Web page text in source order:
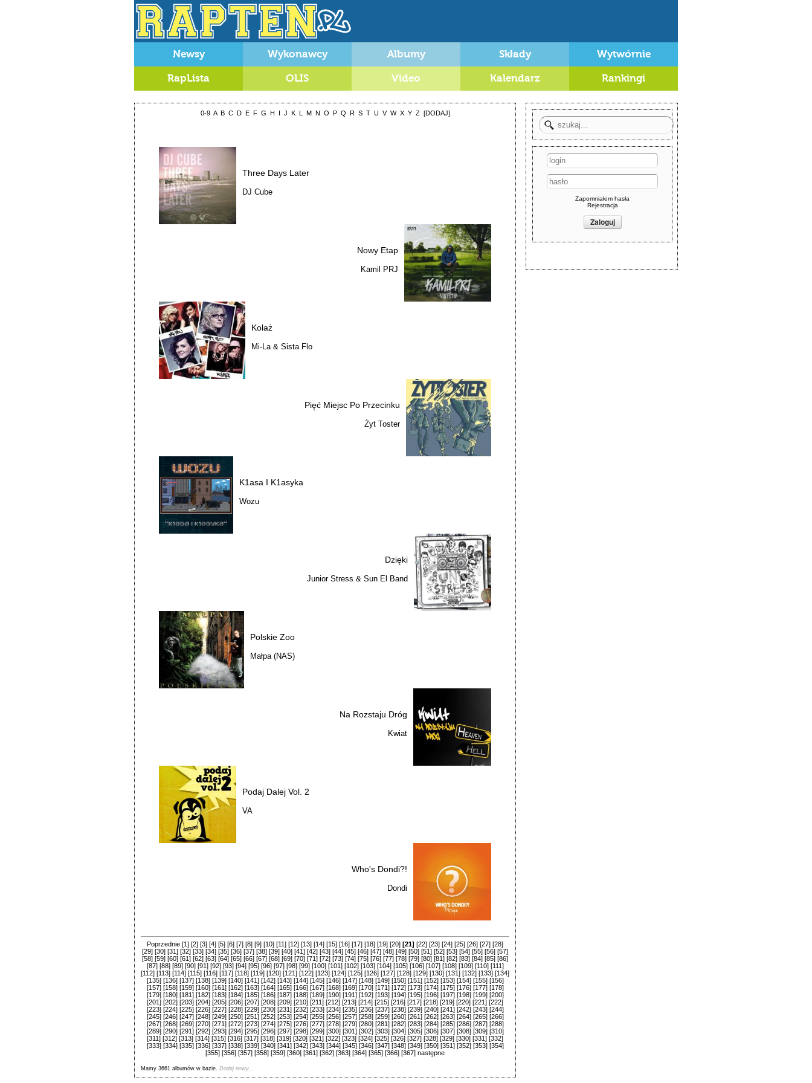
Newsy Wykonawcy Albumy Składy Wytwórnie
RapLista OLIS Video Kalendarz Rankingi
Zapomniałem hasła
Rejestracja
0-9 A B C D E F G H I J K L M N O P Q R S T U V W X Y Z [DODAJ]
Three Days Later
DJ Cube
Nowy Etap
Kamil PRJ
Kolaż
Mi-La & Sista Flo
Pięć Miejsc Po Przecinku
Żyt Toster
K1asa I K1asyka
Wozu
Dzięki
Junior Stress & Sun El Band
Polskie Zoo
Małpa (NAS)
Na Rozstaju Dróg
Kwiat
Podaj Dalej Vol. 2
VA
Who's Dondi?!
Dondi
Poprzednie [1] [2] [3] [4] [5] [6] [7] [8] [9] [10] [11] [12] [13] [14] [15] [16] [17] [18] [19] [20] [21] [22] [23] [24] [25] [26] [27] [28]
[29] [30] [31] [32] [33] [34] [35] [36] [37] [38] [39] [40] [41] [42] [43] [44] [45] [46] [47] [48] [49] [50] [51] [52] [53] [54] [55] [56] [57]
[58] [59] [60] [61] [62] [63] [64] [65] [66] [67] [68] [69] [70] [71] [72] [73] [74] [75] [76] [77] [78] [79] [80] [81] [82] [83] [84] [85] [86]
[87] [88] [89] [90] [91] [92] [93] [94] [95] [96] [97] [98] [99] [100] [101] [102] [103] [104] [105] [106] [107] [108] [109] [110] [111]
[112] [113] [114] [115] [116] [117] [118] [119] [120] [121] [122] [123] [124] [125] [126] [127] [128] [129] [130] [131] [132] [133] [134]
[135] [136] [137] [138] [139] [140] [141] [142] [143] [144] [145] [146] [147] [148] [149] [150] [151] [152] [153] [154] [155] [156]
[157] [158] [159] [160] [161] [162] [163] [164] [165] [166] [167] [168] [169] [170] [171] [172] [173] [174] [175] [176] [177] [178]
[179] [180] [181] [182] [183] [184] [185] [186] [187] [188] [189] [190] [191] [192] [193] [194] [195] [196] [197] [198] [199] [200]
[201] [202] [203] [204] [205] [206] [207] [208] [209] [210] [211] [212] [213] [214] [215] [216] [217] [218] [219] [220] [221] [222]
[223] [224] [225] [226] [227] [228] [229] [230] [231] [232] [233] [234] [235] [236] [237] [238] [239] [240] [241] [242] [243] [244]
[245] [246] [247] [248] [249] [250] [251] [252] [253] [254] [255] [256] [257] [258] [259] [260] [261] [262] [263] [264] [265] [266]
[267] [268] [269] [270] [271] [272] [273] [274] [275] [276] [277] [278] [279] [280] [281] [282] [283] [284] [285] [286] [287] [288]
[289] [290] [291] [292] [293] [294] [295] [296] [297] [298] [299] [300] [301] [302] [303] [304] [305] [306] [307] [308] [309] [310]
[311] [312] [313] [314] [315] [316] [317] [318] [319] [320] [321] [322] [323] [324] [325] [326] [327] [328] [329] [330] [331] [332]
[333] [334] [335] [336] [337] [338] [339] [340] [341] [342] [343] [344] [345] [346] [347] [348] [349] [350] [351] [352] [353] [354]
[355] [356] [357] [358] [359] [360] [361] [362] [363] [364] [365] [366] [367] następne
Mamy 3661 albumów w bazie. Dodaj nowy...